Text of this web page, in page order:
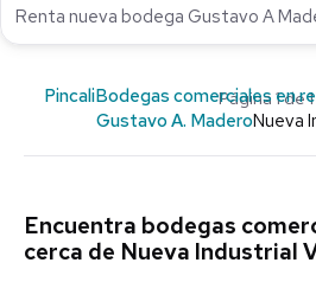
Renta nueva bodega Gustavo A
Página 1 de 1
PincaliBodegas comerciales en
Gustavo A. MaderoNueva
Encuentra bodegas
cerca de Nueva Industrial